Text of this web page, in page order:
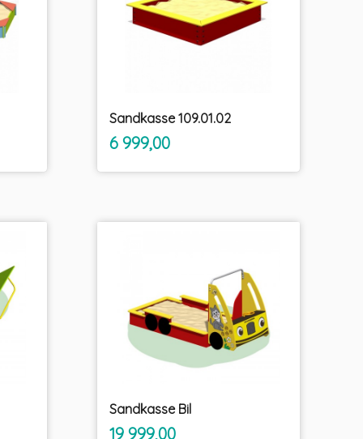
Sandkasse 109.01.02
Pris
6 999,00inkl.
mva.
Sandkasse Bil
Pris
19 999,00inkl.